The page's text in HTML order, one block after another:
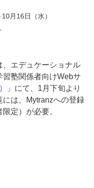
月16日（水）
エデュケーショナル
塾関係者向けWebサ
」 にて、1月下旬より
は、Mytranzへの登録
定）が必要。